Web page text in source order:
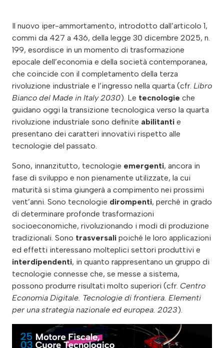
Il nuovo iper-ammortamento, introdotto dall’articolo 1,
commi da 427 a 436, della legge 30 dicembre 2025, n.
199, esordisce in un momento di trasformazione
epocale dell’economia e della società contemporanea,
che coincide con il completamento della terza
rivoluzione industriale e l’ingresso nella quarta (cfr. Libro
Bianco del Made in Italy 2030). Le tecnologie che
guidano oggi la transizione tecnologica verso la quarta
rivoluzione industriale sono definite abilitanti e
presentano dei caratteri innovativi rispetto alle
tecnologie del passato.
Sono, innanzitutto, tecnologie emergenti, ancora in
fase di sviluppo e non pienamente utilizzate, la cui
maturità si stima giungerà a compimento nei prossimi
vent’anni. Sono tecnologie dirompenti, perché in grado
di determinare profonde trasformazioni
socioeconomiche, rivoluzionando i modi di produzione
tradizionali. Sono trasversali poiché le loro applicazioni
ed effetti interessano molteplici settori produttivi e
interdipendenti, in quanto rappresentano un gruppo di
tecnologie connesse che, se messe a sistema,
possono produrre risultati molto superiori (cfr. Centro
Economia Digitale. Tecnologie di frontiera. Elementi
per una strategia nazionale ed europea. 2023).